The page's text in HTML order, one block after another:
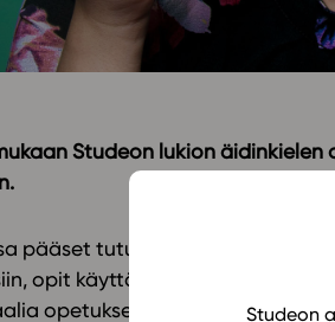
Studeon
Käyttöönotto
Studeon lukion
pääset tutustumaan
opit käyttämään uuden
opetuksessa. Koulutuksen